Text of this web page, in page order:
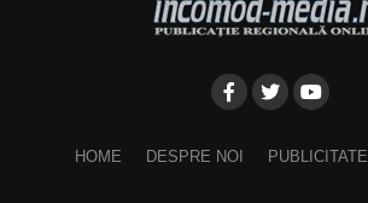
HOME DESPRE NOI PUBLICITATE